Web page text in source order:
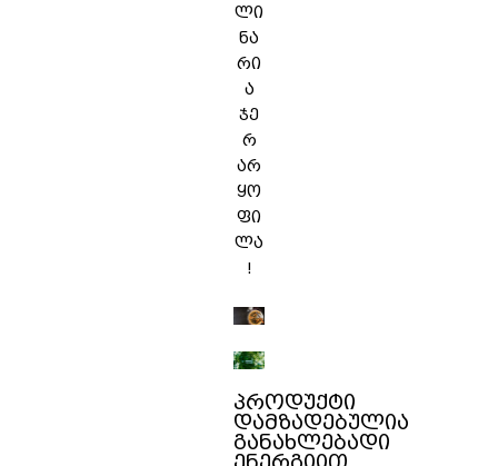
ლი
ნა
რი
ა
ჯე
რ
არ
ყო
ფი
ლა
!
პროდუქტი
დამზადებულია
განახლებადი